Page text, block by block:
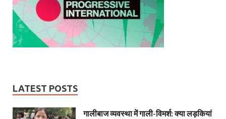
LATEST POSTS
गालीबाज व्‍यवस्‍था में गाली-विमर्श: क्या लड़कियां